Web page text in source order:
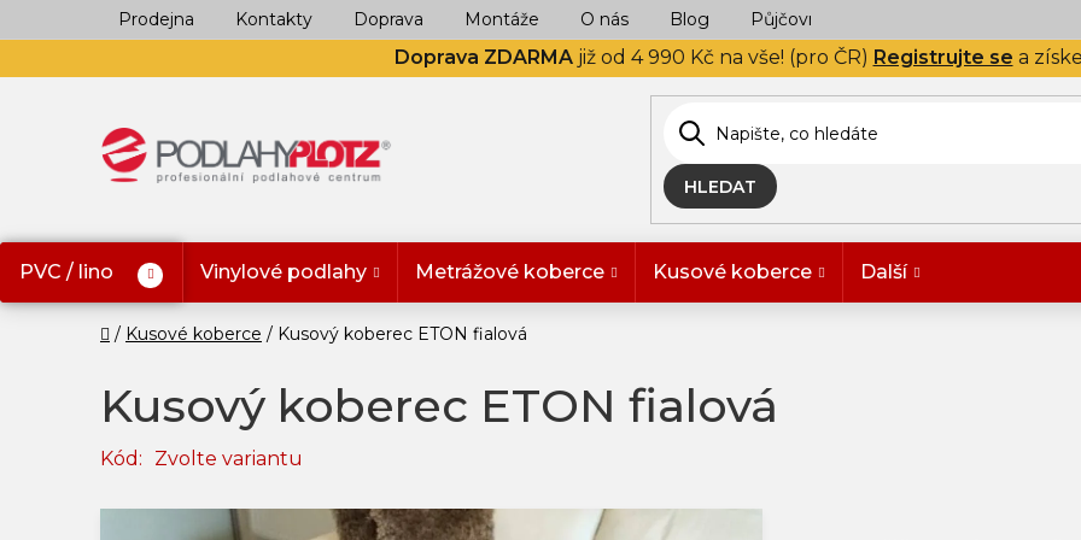
na
Doprava ZDARMA již od 4 990 Kč na vše! (pro ČR) Registrujte se a
Prodejna Kontakty Doprava Montáže O nás Blog Půjčovna
HLEDAT
PVC / lino Vinylové podlahy Metrážové koberce Kusové koberce Další
Domů
Kusové koberce Kusový koberec ETON fialová
Kusový koberec ETON fialová
Kód: Zvolte variantu